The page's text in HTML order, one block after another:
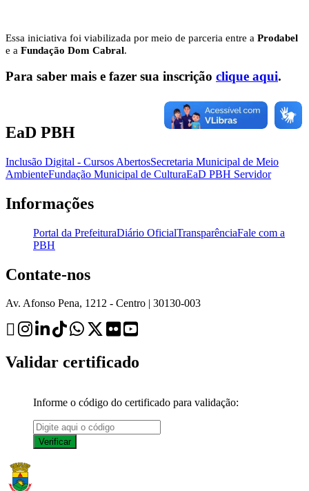
Essa iniciativa foi viabilizada por meio de parceria entre a Prodabel
e a Fundação Dom Cabral.
Para saber mais e fazer sua inscrição clique aqui.
EaD PBH
Inclusão Digital - Cursos AbertosSecretaria Municipal de Meio
AmbienteFundação Municipal de CulturaEaD PBH Servidor
Informações
Portal da PrefeituraDiário OficialTransparênciaFale com a
PBH
Contate-nos
Av. Afonso Pena, 1212 - Centro | 30130-003
Validar certificado
Informe o código do certificado para validação: